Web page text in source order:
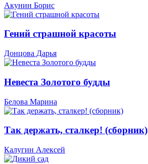
Акунин Борис
Гений страшной красоты
Донцова Дарья
Невеста Золотого будды
Белова Марина
Так держать, сталкер! (сборник)
Калугин Алексей